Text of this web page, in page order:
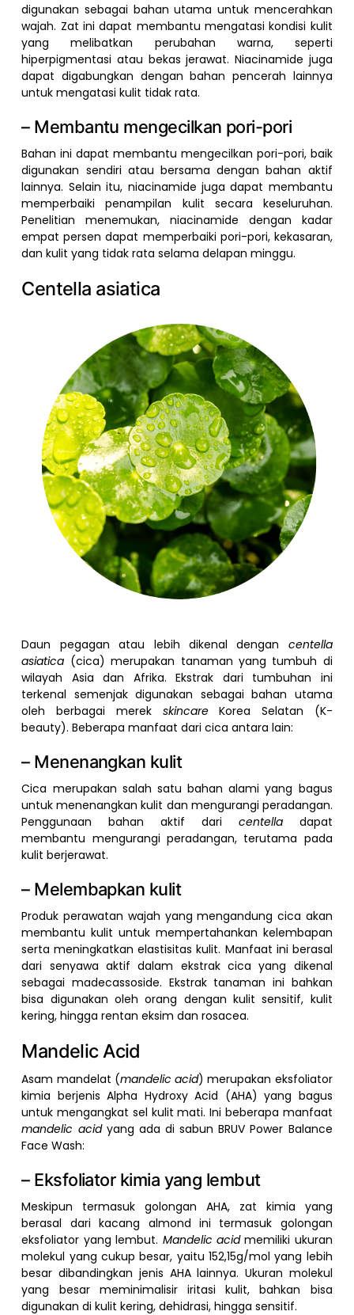
digunakan sebagai bahan utama untuk mencerahkan
wajah. Zat ini dapat membantu mengatasi kondisi kulit
yang melibatkan perubahan warna, seperti
hiperpigmentasi atau bekas jerawat. Niacinamide juga
dapat digabungkan dengan bahan pencerah lainnya
untuk mengatasi kulit tidak rata.
– Membantu mengecilkan pori-pori
Bahan ini dapat membantu mengecilkan pori-pori, baik
digunakan sendiri atau bersama dengan bahan aktif
lainnya. Selain itu, niacinamide juga dapat membantu
memperbaiki penampilan kulit secara keseluruhan.
Penelitian menemukan, niacinamide dengan kadar
empat persen dapat memperbaiki pori-pori, kekasaran,
dan kulit yang tidak rata selama delapan minggu.
Centella asiatica
Daun pegagan atau lebih dikenal dengan centella
asiatica (cica) merupakan tanaman yang tumbuh di
wilayah Asia dan Afrika. Ekstrak dari tumbuhan ini
terkenal semenjak digunakan sebagai bahan utama
oleh berbagai merek skincareKorea Selatan (K-
beauty). Beberapa manfaat dari cica antara lain:
– Menenangkan kulit
Cica merupakan salah satu bahan alami yang bagus
untuk menenangkan kulit dan mengurangi peradangan.
Penggunaan bahan aktif dari centella dapat
membantu mengurangi peradangan, terutama pada
kulit berjerawat.
– Melembapkan kulit
Produk perawatan wajah yang mengandung cica akan
membantu kulit untuk mempertahankan kelembapan
serta meningkatkan elastisitas kulit. Manfaat ini berasal
dari senyawa aktif dalam ekstrak cica yang dikenal
sebagai madecassoside. Ekstrak tanaman ini bahkan
bisa digunakan oleh orang dengan kulit sensitif, kulit
kering, hingga rentan eksim dan rosacea.
Mandelic Acid
Asam mandelat (mandelic acid) merupakan eksfoliator
kimia berjenis Alpha Hydroxy Acid (AHA) yang bagus
untuk mengangkat sel kulit mati. Ini beberapa manfaat
mandelic acid yang ada di sabun BRUV Power Balance
Face Wash:
– Eksfoliator kimia yang lembut
Meskipun termasuk golongan AHA, zat kimia yang
berasal dari kacang almond ini termasuk golongan
eksfoliator yang lembut. Mandelic acidmemiliki ukuran
molekul yang cukup besar, yaitu 152,15g/mol yang lebih
besar dibandingkan jenis AHA lainnya. Ukuran molekul
yang besar meminimalisir iritasi kulit, bahkan bisa
digunakan di kulit kering, dehidrasi, hingga sensitif.